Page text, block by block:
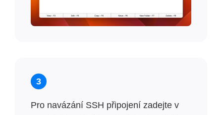
3
Pro navázání SSH připojení zadejte v